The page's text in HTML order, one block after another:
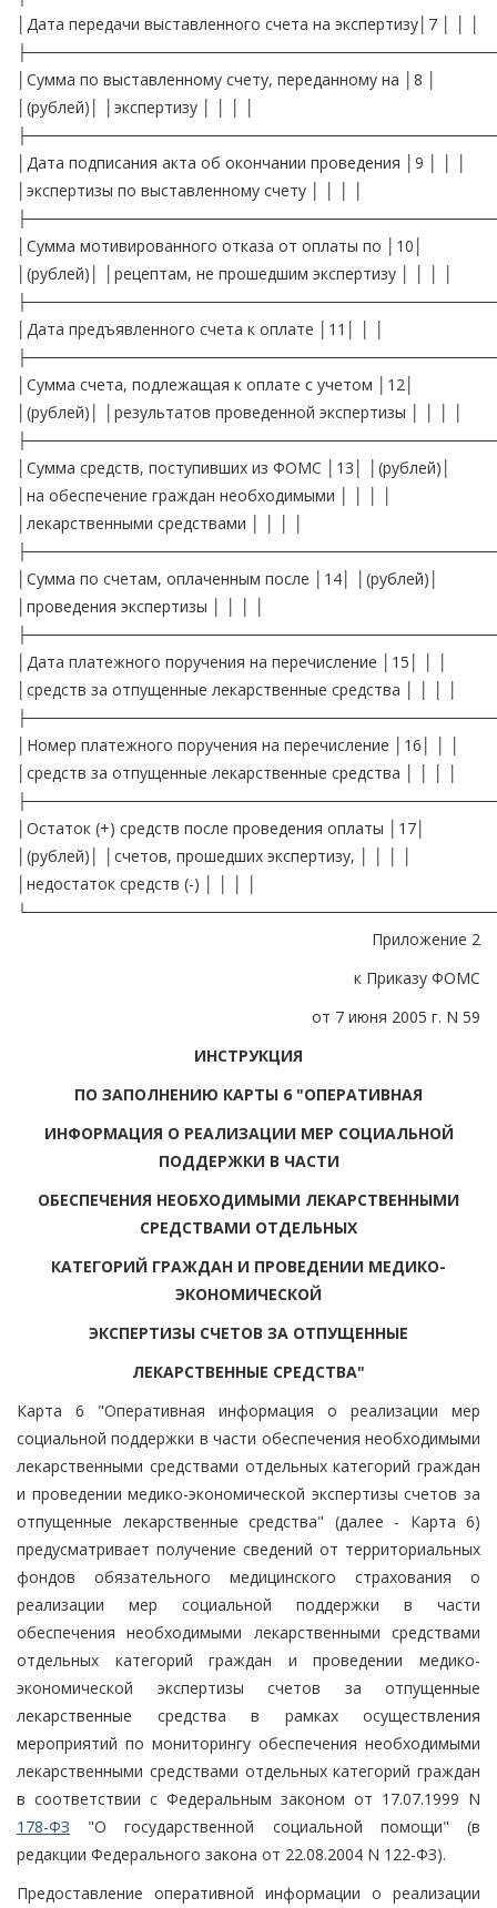
│Дата передачи выставленного счета на экспертизу│7 │ │ │
│Сумма по выставленному счету, переданному на │8 │
│(рублей)│ │экспертизу │ │ │ │
│Дата подписания акта об окончании проведения │9 │ │ │
│экспертизы по выставленному счету │ │ │ │
│Сумма мотивированного отказа от оплаты по │10│
│(рублей)│ │рецептам, не прошедшим экспертизу │ │ │ │
│Дата предъявленного счета к оплате │11│ │ │
│Сумма счета, подлежащая к оплате с учетом │12│
│(рублей)│ │результатов проведенной экспертизы │ │ │ │
│Сумма средств, поступивших из ФОМС │13│ │(рублей)│
│на обеспечение граждан необходимыми │ │ │ │
│лекарственными средствами │ │ │ │
│Сумма по счетам, оплаченным после │14│ │(рублей)│
│проведения экспертизы │ │ │ │
│Дата платежного поручения на перечисление │15│ │ │
│средств за отпущенные лекарственные средства │ │ │ │
│Номер платежного поручения на перечисление │16│ │ │
│средств за отпущенные лекарственные средства │ │ │ │
│Остаток (+) средств после проведения оплаты │17│
│(рублей)│ │счетов, прошедших экспертизу, │ │ │ │
│недостаток средств (-) │ │ │ │
Приложение 2
к Приказу ФОМС
от 7 июня 2005 г. N 59
ИНСТРУКЦИЯ
ПО ЗАПОЛНЕНИЮ КАРТЫ 6 "ОПЕРАТИВНАЯ
ИНФОРМАЦИЯ О РЕАЛИЗАЦИИ МЕР СОЦИАЛЬНОЙ
ПОДДЕРЖКИ В ЧАСТИ
ОБЕСПЕЧЕНИЯ НЕОБХОДИМЫМИ ЛЕКАРСТВЕННЫМИ
СРЕДСТВАМИ ОТДЕЛЬНЫХ
КАТЕГОРИЙ ГРАЖДАН И ПРОВЕДЕНИИ МЕДИКО-
ЭКОНОМИЧЕСКОЙ
ЭКСПЕРТИЗЫ СЧЕТОВ ЗА ОТПУЩЕННЫЕ
ЛЕКАРСТВЕННЫЕ СРЕДСТВА"
Карта 6 "Оперативная информация о реализации мер
социальной поддержки в части обеспечения необходимыми
лекарственными средствами отдельных категорий граждан
и проведении медико-экономической экспертизы счетов за
отпущенные лекарственные средства" (далее - Карта 6)
предусматривает получение сведений от территориальных
фондов обязательного медицинского страхования о
реализации мер социальной поддержки в части
обеспечения необходимыми лекарственными средствами
отдельных категорий граждан и проведении медико-
экономической экспертизы счетов за отпущенные
лекарственные средства в рамках осуществления
мероприятий по мониторингу обеспечения необходимыми
лекарственными средствами отдельных категорий граждан
в соответствии с Федеральным законом от 17.07.1999 N
178-ФЗ "О государственной социальной помощи" (в
редакции Федерального закона от 22.08.2004 N 122-ФЗ).
Предоставление оперативной информации о реализации